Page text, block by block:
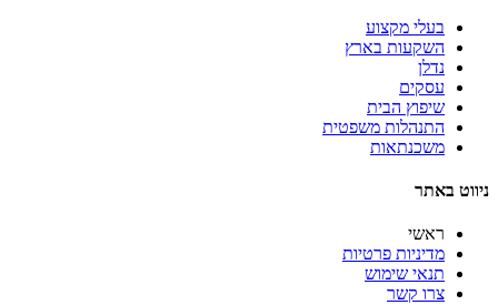
בעלי מקצוע
השקעות בארץ
נדלן
עסקים
שיפוץ הבית
התנהלות משפטית
משכנתאות
ניווט באתר
ראשי
מדיניות פרטיות
תנאי שימוש
צרו קשר